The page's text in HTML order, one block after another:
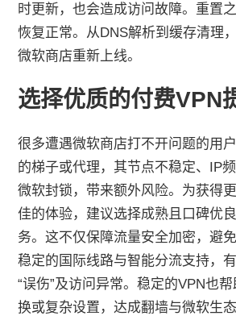
时更新，也会造成访问故障。重置
恢复正常。从DNS解析到缓存清理
微软商店重新上线。
选择优质的付费VPN
很多遭遇微软商店打不开问题的用
的梯子或代理，其节点不稳定、IP
微软封锁，带来额外风险。为获得
佳的体验，建议选择成熟且口碑优
务。这不仅保障流量安全加密，避
稳定的国际线路与智能分流支持，
“误伤”及访问异常。稳定的VPN也
换或复杂设置，达成翻墙与微软生